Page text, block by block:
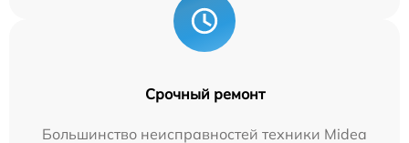
Срочный ремонт
Большинство неисправностей техники Midea